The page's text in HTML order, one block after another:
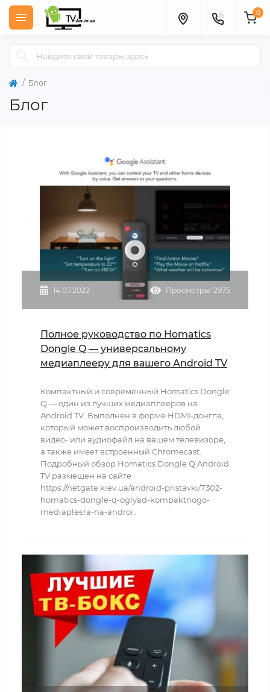
0
Блог
Блог
14.07.2022 Просмотры: 2975
Полное руководство по Homatics
Dongle Q — универсальному
медиаплееру для вашего Android TV
Компактный и современный Homatics Dongle
Q — один из лучших медиаплееров на
Android TV. Выполнен в форме HDMI-донгла,
который может воспроизводить любой
видео- или аудиофайл на вашем телевизоре,
а также имеет встроенный Chromecast.
Подробный обзор Homatics Dongle Q Android
TV размещен на сайте
https://netgate.kiev.ua/android-pristavki/7302-
homatics-dongle-q-oglyad-kompaktnogo-
mediapleєra-na-androi..